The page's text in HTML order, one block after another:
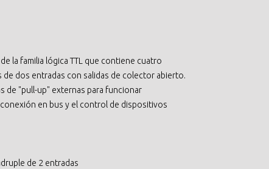
la familia lógica TTL que contiene cuatro
dos entradas con salidas de colector abierto.
de "pull-up" externas para funcionar
en bus y el control de dispositivos
de 2 entradas